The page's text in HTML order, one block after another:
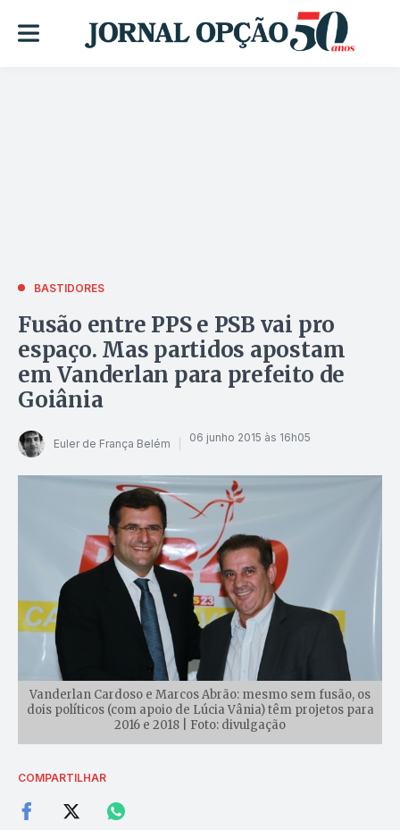
BASTIDORES
Fusão entre PPS e PSB vai pro
espaço. Mas partidos apostam
em Vanderlan para prefeito de
Goiânia
Euler de França Belém 06 junho 2015 às 16h05
Vanderlan Cardoso e Marcos Abrão: mesmo sem fusão, os
dois políticos (com apoio de Lúcia Vânia) têm projetos para
2016 e 2018 | Foto: divulgação
COMPARTILHAR